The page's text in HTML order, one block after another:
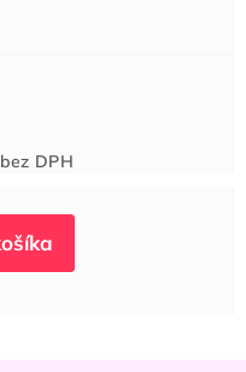
bez DPHcena: